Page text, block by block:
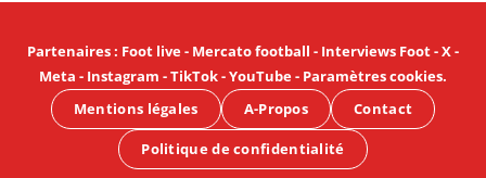
Partenaires: Foot live- Mercato football - Interviews Foot-X-
Meta - Instagram -TikTok-YouTube- Paramètres cookies.
Mentions légales
A-Propos Contact
Politique de confidentialité